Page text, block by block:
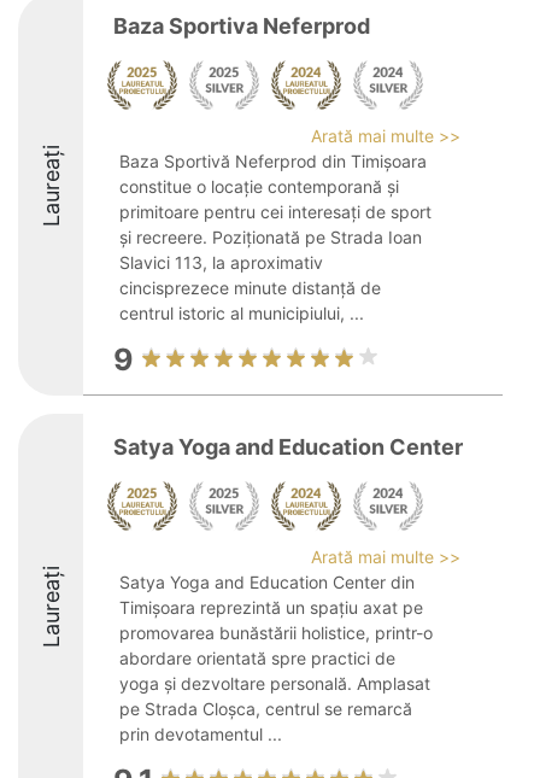
Laureați
Baza Sportiva Neferprod
Arată mai multe >>
Baza Sportivă Neferprod din Timișoara
constitue o locație contemporană și
primitoare pentru cei interesați de sport
și recreere. Poziționată pe Strada Ioan
Slavici 113, la aproximativ
cincisprezece minute distanță de
centrul istoric al municipiului, ...
9
Laureați
Satya Yoga and Education Center
Arată mai multe >>
Satya Yoga and Education Center din
Timișoara reprezintă un spațiu axat pe
promovarea bunăstării holistice, printr-o
abordare orientată spre practici de
yoga și dezvoltare personală. Amplasat
pe Strada Cloșca, centrul se remarcă
prin devotamentul ...